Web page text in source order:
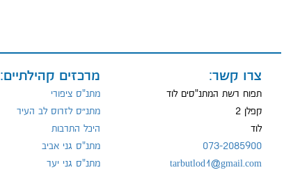
צרו קשר:
תפוח רשת המתנ"סים לוד
קפלן 2
לוד
073-2085900
tarbutlod1@gmail.com
מרכזים קהילתיים:
מתנ"ס ציפורי
מתנ״ס לזרוס לב העיר
היכל התרבות
מתנ"ס גני אביב
מתנ"ס גני יער